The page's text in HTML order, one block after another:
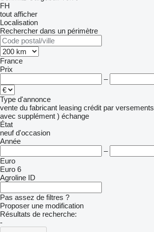
FH
tout afficher
Localisation
Rechercher dans un périmètre
France
Prix
–
Type d'annonce
vente du fabricant leasing crédit par versements
avec supplément ) échange
État
neuf d'occasion
Année
–
Euro
Euro 6
Agroline ID
Pas assez de filtres ?
Proposer une modification
Résultats de recherche:
-